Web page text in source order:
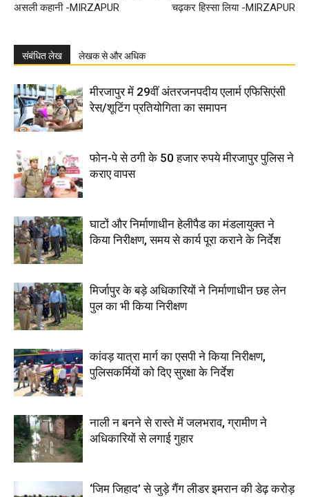
असली कहानी -MIRZAPUR
चढ़कर हिस्सा लिया -MIRZAPUR
संबंधित लेख लेखक से और अधिक
मीरजापुर में 29वीं अंतरजनपदीय एलार्म एफिसिएंसी
रेस/शूटिंग प्रतियोगिता का समापन
फोन-पे से ठगी के 50 हजार रुपये मीरजापुर पुलिस ने
कराए वापस
घाटों और निर्माणाधीन हेलीपैड का मंडलायुक्त ने
किया निरीक्षण, समय से कार्य पूरा कराने के निर्देश
मिर्जापुर के बड़े अधिकारियों ने निर्माणाधीन छह लेन
पुल का भी किया निरीक्षण
कांवड़ यात्रा मार्ग का एसपी ने किया निरीक्षण,
पुलिसकर्मियों को दिए सुरक्षा के निर्देश
नाली न बनने से रास्ते में जलभराव, ग्रामीण ने
अधिकारियों से लगाई गुहार
‘जिम जिहाद’ से जुड़े गैंग लीडर इमरान की डेढ़ करोड़